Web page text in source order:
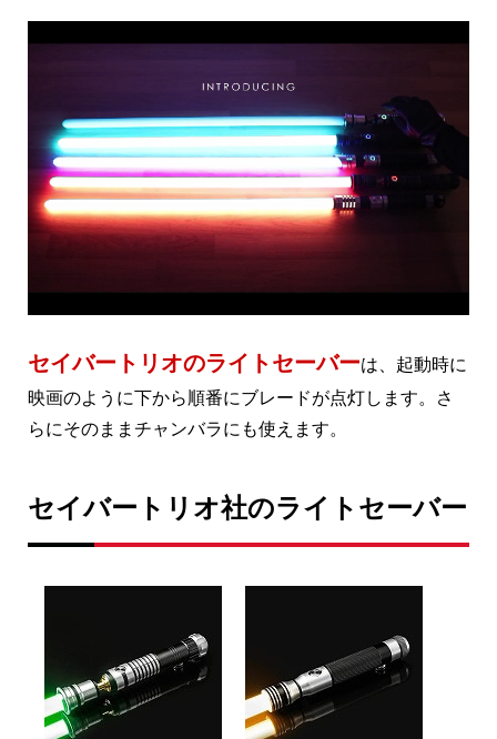
セイバートリオのライトセーバーは、起動時に
映画のように下から順番にブレードが点灯します。さ
らにそのままチャンバラにも使えます。
セイバートリオ社のライトセーバー